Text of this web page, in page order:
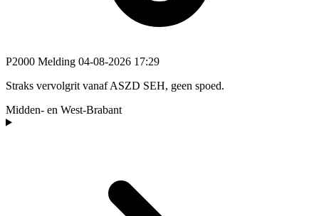
P2000 Melding 04-08-2026 17:29
Straks vervolgrit vanaf ASZD SEH, geen spoed.
Midden- en West-Brabant